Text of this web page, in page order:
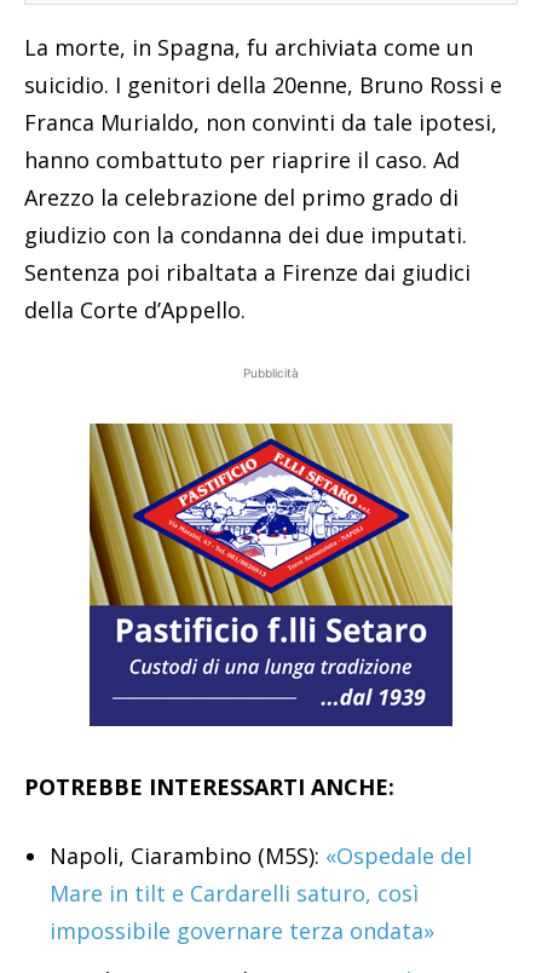
La morte, in Spagna, fu archiviata come un
suicidio. I genitori della 20enne, Bruno Rossi e
Franca Murialdo, non convinti da tale ipotesi,
hanno combattuto per riaprire il caso. Ad
Arezzo la celebrazione del primo grado di
giudizio con la condanna dei due imputati.
Sentenza poi ribaltata a Firenze dai giudici
della Corte d’Appello.
Pubblicità
POTREBBE INTERESSARTI ANCHE:
Napoli, Ciarambino (M5S): «Ospedale del
Mare in tilt e Cardarelli saturo, così
impossibile governare terza ondata»